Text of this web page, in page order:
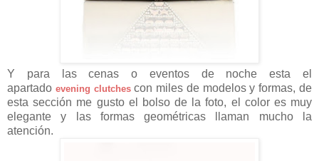
Y para las cenas o eventos de noche esta el
apartado evening clutchescon miles de modelos y formas, de
esta sección me gusto el bolso de la foto, el color es muy
elegante y las formas geométricas llaman mucho la
atención.